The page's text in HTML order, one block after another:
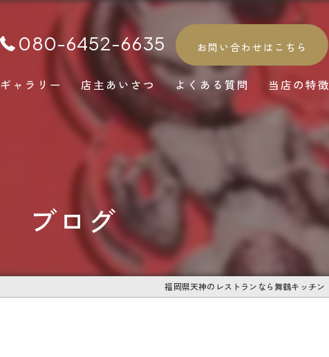
080-6452-6635 お問い合わせはこちら
ギャラリー 店主あいさつ よくある質問 当店の特徴
和牛
海鮮
ブログ
福岡県天神のレストランなら舞鶴キッチン